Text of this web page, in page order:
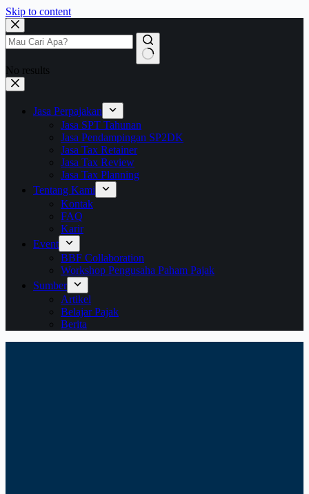
Skip to content
No results
Jasa Perpajakan
Jasa SPT Tahunan
Jasa Pendampingan SP2DK
Jasa Tax Retainer
Jasa Tax Review
Jasa Tax Planning
Tentang Kami
Kontak
FAQ
Karir
Event
BBF Collaboration
Workshop Pengusaha Paham Pajak
Sumber
Artikel
Belajar Pajak
Berita